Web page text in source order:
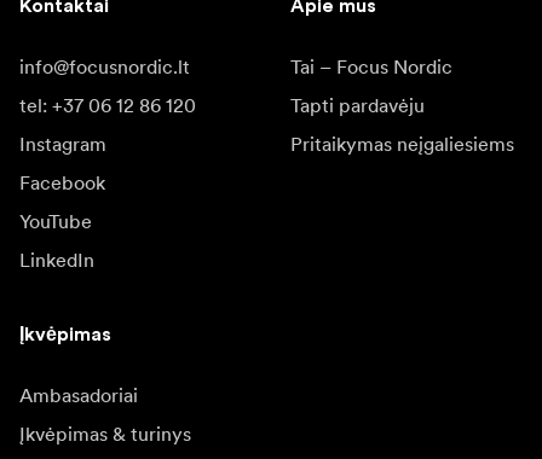
Kontaktai
info@focusnordic.lt
tel: +37 06 12 86 120
Instagram
Facebook
YouTube
LinkedIn
Apie mus
Tai – Focus Nordic
Tapti pardavėju
Pritaikymas neįgaliesiems
Įkvėpimas
Ambasadoriai
Įkvėpimas & turinys